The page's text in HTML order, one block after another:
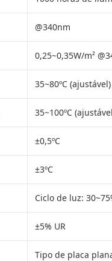
@340nm
0,25~0,35W/m²
35~80ºC (ajustável)
35~100ºC
±0,5ºC
±3ºC
Ciclo de luz:
±5% UR
Tipo de placa